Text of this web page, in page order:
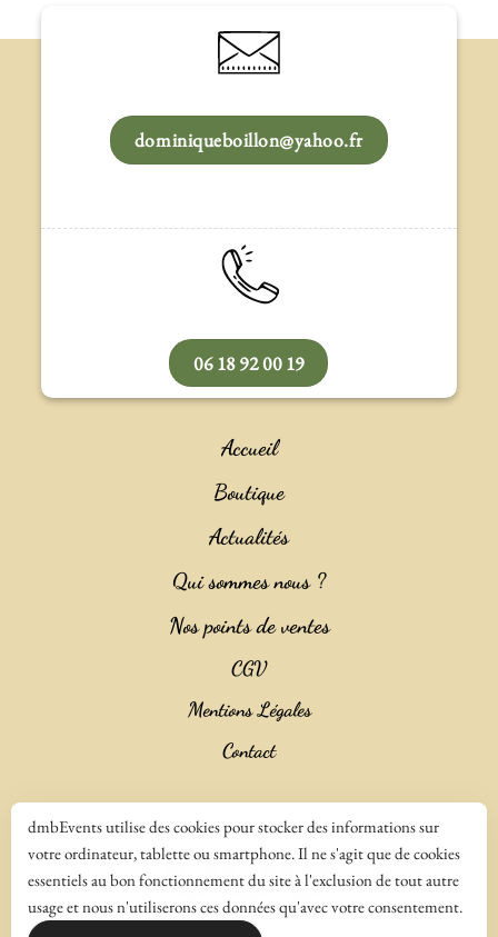
dominiqueboillon@yahoo.fr
06 18 92 00 19
Accueil
Boutique
Actualités
Qui sommes nous ?
Nos points de ventes
CGV
Mentions Légales
Contact
Copyright 2023 ©Salencia SAS Agence Web
dmbEvents utilise des cookies pour stocker des informations sur
votre ordinateur, tablette ou smartphone. Il ne s'agit que de cookies
essentiels au bon fonctionnement du site à l'exclusion de tout autre
usage et nous n'utiliserons ces données qu'avec votre consentement.